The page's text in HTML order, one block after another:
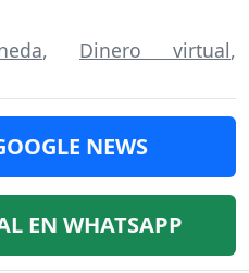
, Dinero virtual,
NEWS
EN WHATSAPP